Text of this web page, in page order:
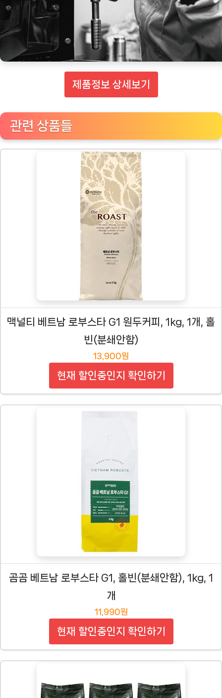
제품정보 상세보기
관련 상품들
맥널티 베트남 로부스타 G1 원두커피, 1kg, 1개, 홀
빈(분쇄안함)
13,900원
현재 할인중인지 확인하기
곰곰 베트남 로부스타 G1, 홀빈(분쇄안함), 1kg, 1
개
11,990원
현재 할인중인지 확인하기